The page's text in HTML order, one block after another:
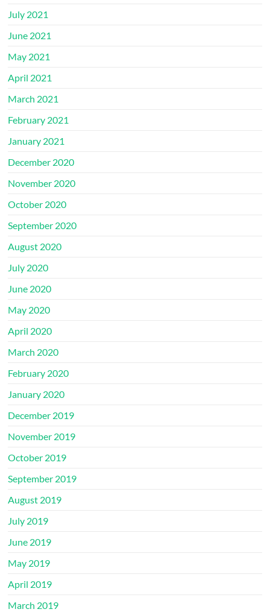
July 2021
June 2021
May 2021
April 2021
March 2021
February 2021
January 2021
December 2020
November 2020
October 2020
September 2020
August 2020
July 2020
June 2020
May 2020
April 2020
March 2020
February 2020
January 2020
December 2019
November 2019
October 2019
September 2019
August 2019
July 2019
June 2019
May 2019
April 2019
March 2019